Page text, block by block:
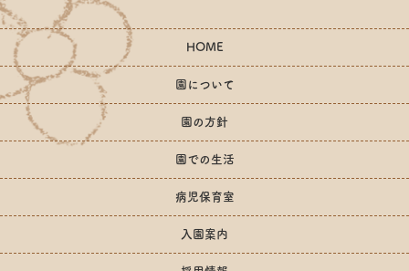
HOME
園について
園の方針
園での生活
病児保育室
入園案内